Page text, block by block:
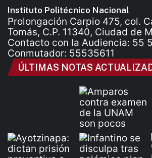
Instituto Politécnico Nacional
Prolongación Carpio 475, col.
Tomás, C.P. 11340, Ciudad de
Contacto con la Audiencia: 55
Conmutador: 55535611
ÚLTIMAS NOTAS